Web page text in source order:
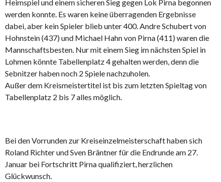
Heimspiel und einem sicheren Sieg gegen Lok Pirna begonnen
werden konnte. Es waren keine überragenden Ergebnisse
dabei, aber kein Spieler blieb unter 400. Andre Schubert von
Hohnstein (437) und Michael Hahn von Pirna (411) waren die
Mannschaftsbesten. Nur mit einem Sieg im nächsten Spiel in
Lohmen könnte Tabellenplatz 4 gehalten werden, denn die
Sebnitzer haben noch 2 Spiele nachzuholen.
Außer dem Kreismeistertitel ist bis zum letzten Spieltag von
Tabellenplatz 2 bis 7 alles möglich.
Bei den Vorrunden zur Kreiseinzelmeisterschaft haben sich
Roland Richter und Sven Bräntner für die Endrunde am 27.
Januar bei Fortschritt Pirna qualifiziert, herzlichen
Glückwunsch.